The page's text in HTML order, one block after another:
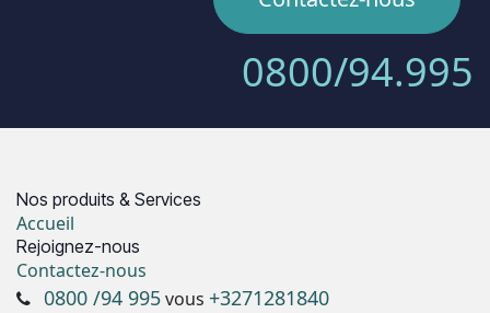
0800/94.995
Nos produits & Services
Accueil
Rejoignez-nous
Contactez-nous
0800 /94 995vous +3271281840